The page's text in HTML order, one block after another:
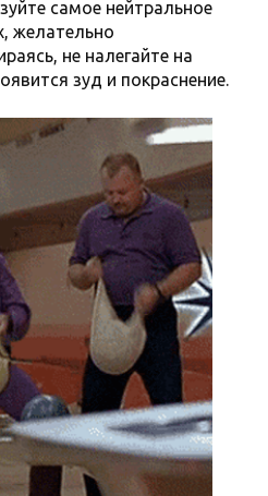
самое нейтральное
желательно
не налегайте на
зуд и покраснение.